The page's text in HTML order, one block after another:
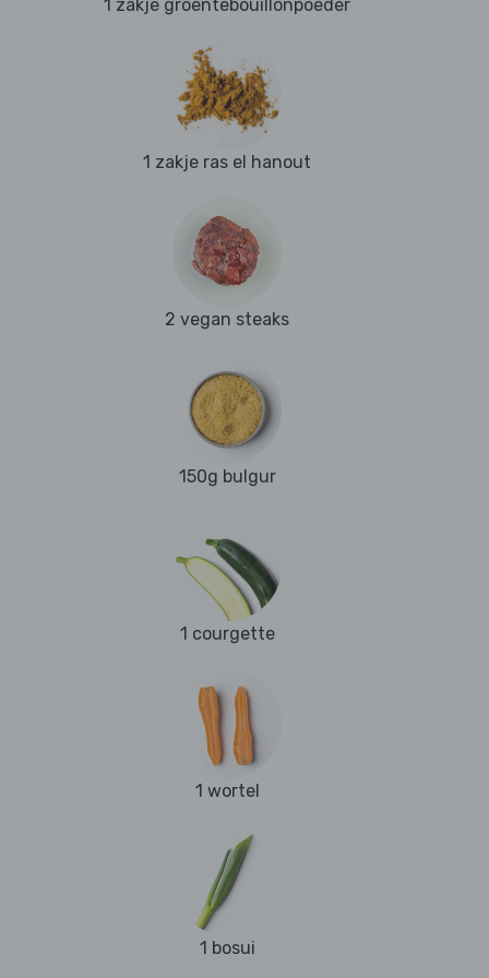
1 zakje groentebouillonpoeder
1 zakje ras el hanout
2 vegan steaks
150g bulgur
1 courgette
1 wortel
1 bosui